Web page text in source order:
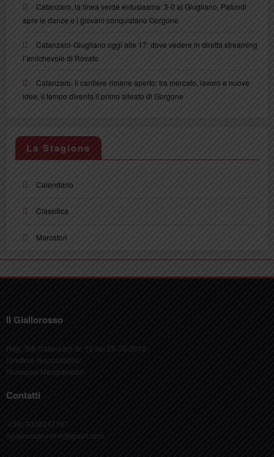
Catanzaro, la linea verde entusiasma: 3-0 al Giugliano, Pafundi
apre le danze e i giovani conquistano Gorgone
Catanzaro-Giugliano oggi alle 17: dove vedere in diretta streaming
l’amichevole di Rovato
Catanzaro, il cantiere rimane aperto: tra mercato, lavoro e nuove
idee, il tempo diventa il primo alleato di Gorgone
La Stagione
Calendario
Classifica
Marcatori
Il Giallorosso
Reg. Trib Catanzaro nr. 15 del 25-10-2012
Direttore responsabile:
Giuseppe Mangiavalori
Contatti
+(39) 3338247197
ilgiallorossonline@gmail.com